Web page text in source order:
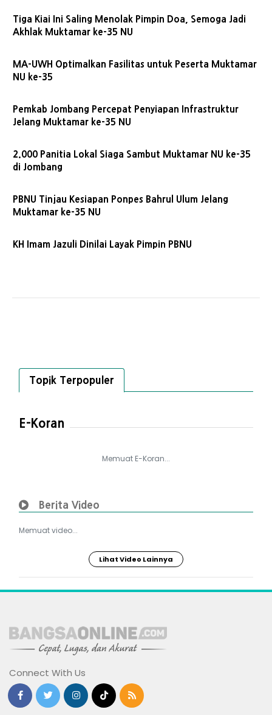
Tiga Kiai Ini Saling Menolak Pimpin Doa, Semoga Jadi
Akhlak Muktamar ke-35 NU
MA-UWH Optimalkan Fasilitas untuk Peserta Muktamar
NU ke-35
Pemkab Jombang Percepat Penyiapan Infrastruktur
Jelang Muktamar ke-35 NU
2.000 Panitia Lokal Siaga Sambut Muktamar NU ke-35
di Jombang
PBNU Tinjau Kesiapan Ponpes Bahrul Ulum Jelang
Muktamar ke-35 NU
KH Imam Jazuli Dinilai Layak Pimpin PBNU
Topik Terpopuler
E-Koran
Memuat E-Koran...
Berita Video
Memuat video...
Lihat Video Lainnya
Connect With Us